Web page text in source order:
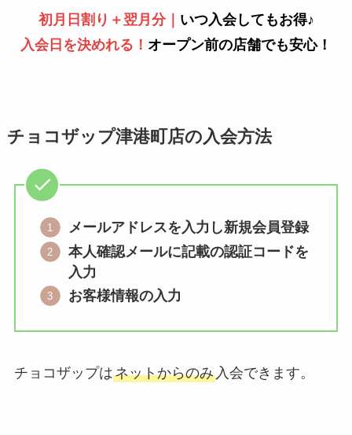
初月日割り＋翌月分｜ いつ入会してもお得♪
入会日を決めれる！ オープン前の店舗でも安心！
チョコザップ津港町店の入会方法
メールアドレスを入力し新規会員登録
本人確認メールに記載の認証コードを
入力
お客様情報の入力
チョコザップはネットからのみ入会できます。